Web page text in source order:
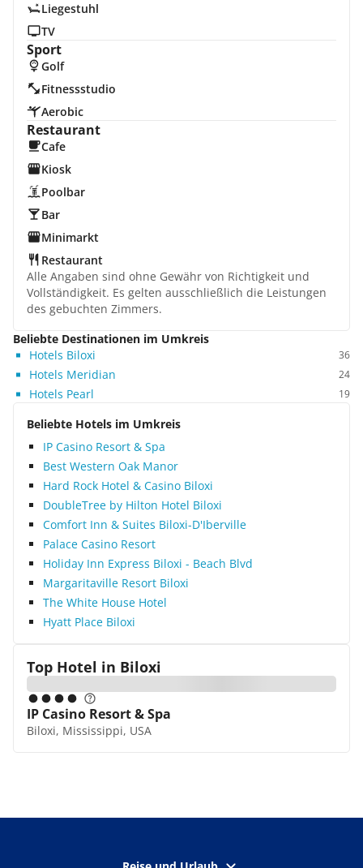
Liegestuhl
TV
Sport
Golf
Fitnessstudio
Aerobic
Restaurant
Cafe
Kiosk
Poolbar
Bar
Minimarkt
Restaurant
Alle Angaben sind ohne Gewähr von Richtigkeit und
Vollständigkeit. Es gelten ausschließlich die Leistungen
des gebuchten Zimmers.
Beliebte Destinationen im Umkreis
Hotels Biloxi
36
Hotels Meridian 24
Hotels Pearl 19
Beliebte Hotels im Umkreis
IP Casino Resort & Spa
Best Western Oak Manor
Hard Rock Hotel & Casino Biloxi
DoubleTree by Hilton Hotel Biloxi
Comfort Inn & Suites Biloxi-D'Iberville
Palace Casino Resort
Holiday Inn Express Biloxi - Beach Blvd
Margaritaville Resort Biloxi
The White House Hotel
Hyatt Place Biloxi
Top Hotel in Biloxi
IP Casino Resort & Spa
Biloxi, Mississippi, USA